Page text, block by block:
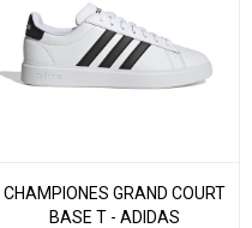
CHAMPIONES GRAND COURT
BASE T - ADIDAS